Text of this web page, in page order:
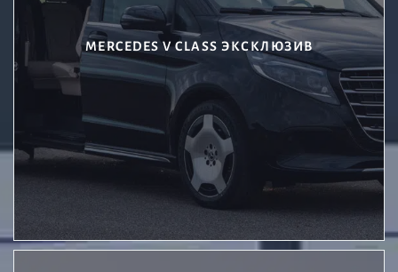
MERCEDES V CLASS ЭКСКЛЮЗИВ